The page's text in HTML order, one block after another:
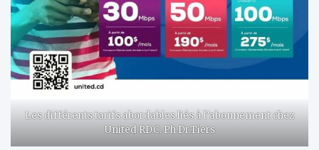
Les différents tarifs abordables liés à l’abonnement chez
United RDC. Ph.Dr.Tiers